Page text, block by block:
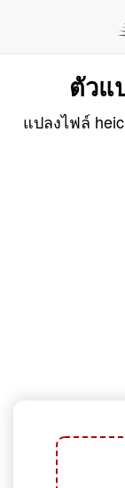
ตัวแ
แปลงไฟล์